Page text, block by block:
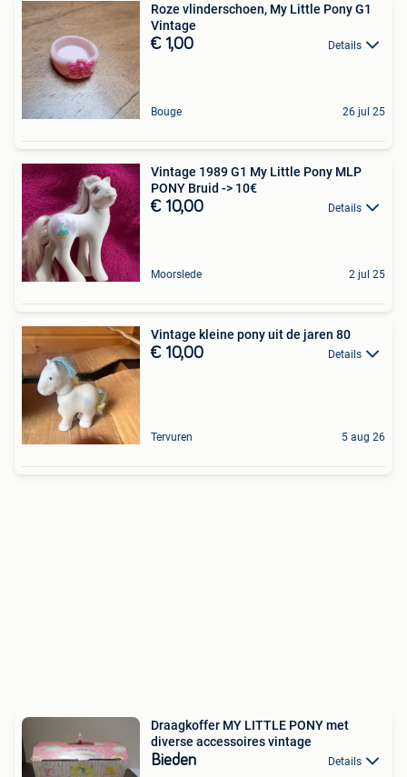
Roze vlinderschoen, My Little Pony G1
Vintage
€ 1,00 Details
Bouge 26 jul 25
Vintage 1989 G1 My Little Pony MLP
PONY Bruid -> 10€
€ 10,00 Details
Moorslede 2 jul 25
Vintage kleine pony uit de jaren 80
€ 10,00 Details
Tervuren 5 aug 26
Draagkoffer MY LITTLE PONY met
diverse accessoires vintage
Bieden Details